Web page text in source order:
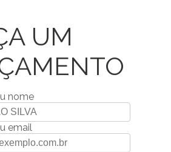
UM
nome
email